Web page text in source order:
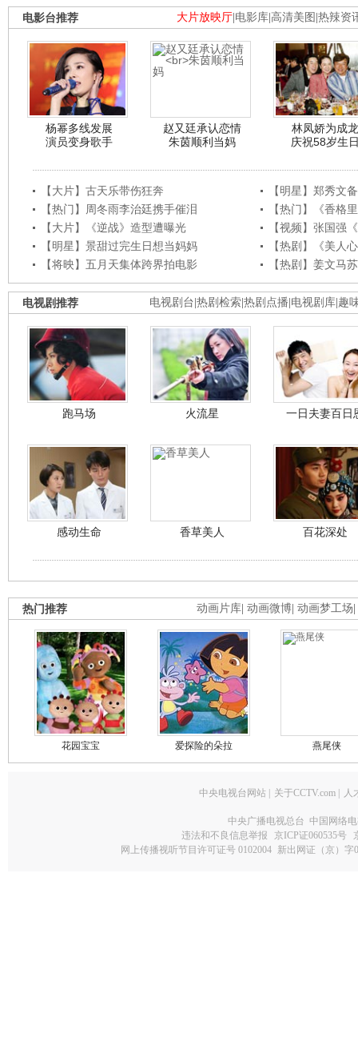
大片放映厅 电影库 高清美图 热辣资
电影台推荐
杨幂多线发展
演员变身歌手
赵又廷承认恋情
朱茵顺利当妈
林凤娇为成龙
庆祝58岁生
【大片】古天乐带伤狂奔
【明星】郑秀文
【热门】周冬雨李治廷携手催泪
【热门】《香格
【大片】《逆战》造型遭曝光
【视频】张国强
【明星】景甜过完生日想当妈妈
【热剧】《美人
【将映】五月天集体跨界拍电影
【热剧】姜文马
电视剧台 热剧检索 热剧点播 电视剧库 趣
电视剧推荐
跑马场 火流星 一日夫妻百日
感动生命 香草美人 百花深处
动画片库 动画微博 动画梦工场
热门推荐
花园宝宝 爱探险的朵拉 燕尾侠
中央电视台网站 关于CCTV.com 人
中央广播电视总台 中国网络
违法和不良信息举报
京ICP证060535号
网上传播视听节目许可证号 0102004 新出网证（京）